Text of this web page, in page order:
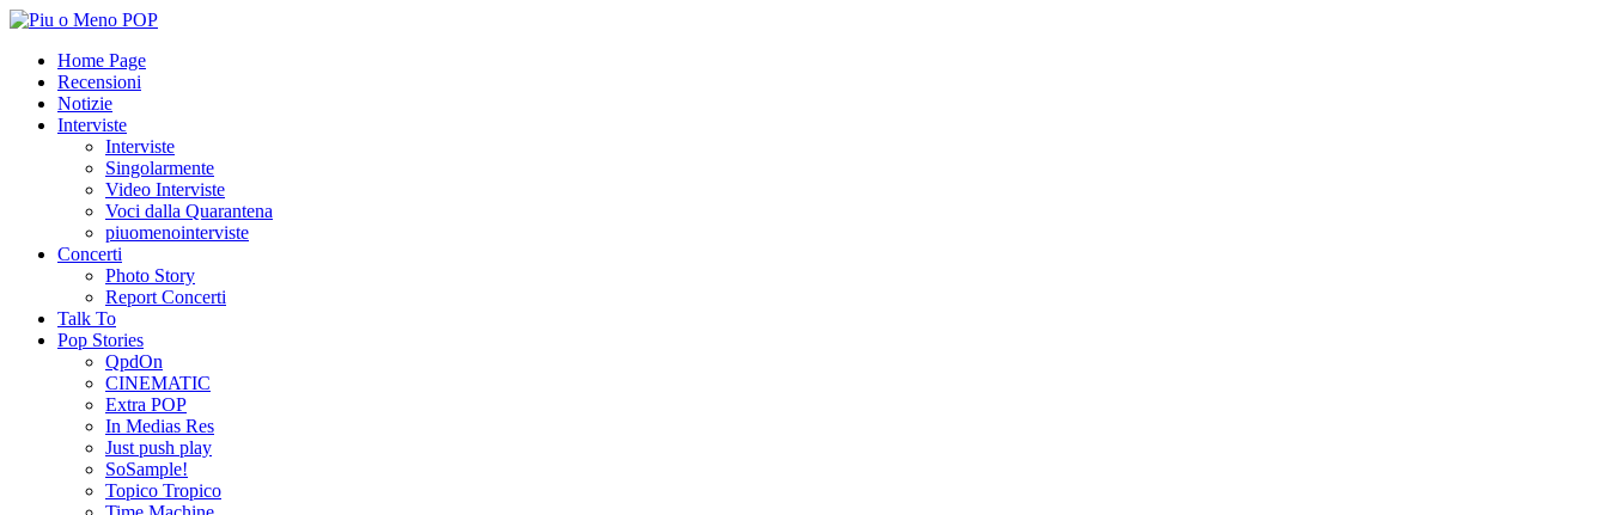
Home Page
Recensioni
Notizie
Interviste
Interviste
Singolarmente
Video Interviste
Voci dalla Quarantena
piuomenointerviste
Concerti
Photo Story
Report Concerti
Talk To
Pop Stories
QpdOn
CINEMATIC
Extra POP
In Medias Res
Just push play
SoSample!
Topico Tropico